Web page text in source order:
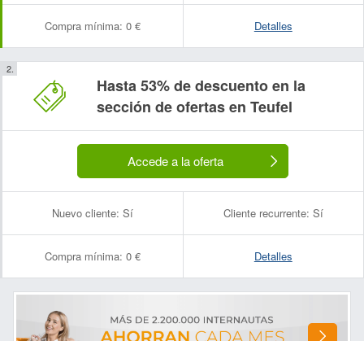
Compra mínima: 0 € Detalles
Hasta 53% de descuento en la
sección de ofertas en Teufel
Accede a la oferta
Nuevo cliente: Sí Cliente recurrente: Sí
Compra mínima: 0 € Detalles